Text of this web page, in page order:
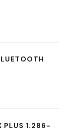
PLUS 1.286-